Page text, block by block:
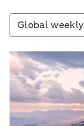
Global weekly